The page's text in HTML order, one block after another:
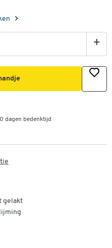
+
dagen bedenktijd
gelakt